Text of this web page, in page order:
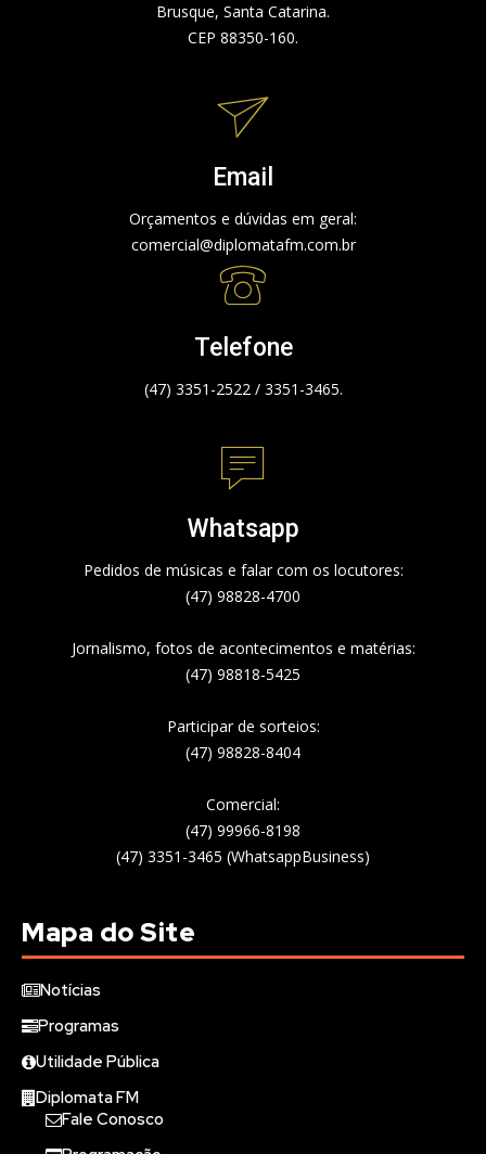
Brusque, Santa Catarina.
CEP 88350-160.
Email
Orçamentos e dúvidas em geral:
comercial@diplomatafm.com.br
Telefone
(47) 3351-2522 / 3351-3465.
Whatsapp
Pedidos de músicas e falar com os locutores:
(47) 98828-4700
Jornalismo, fotos de acontecimentos e matérias:
(47) 98818-5425
Participar de sorteios:
(47) 98828-8404
Comercial:
(47) 99966-8198
(47) 3351-3465 (WhatsappBusiness)
Mapa do Site
Notícias
Programas
Utilidade Pública
Diplomata FM
Fale Conosco